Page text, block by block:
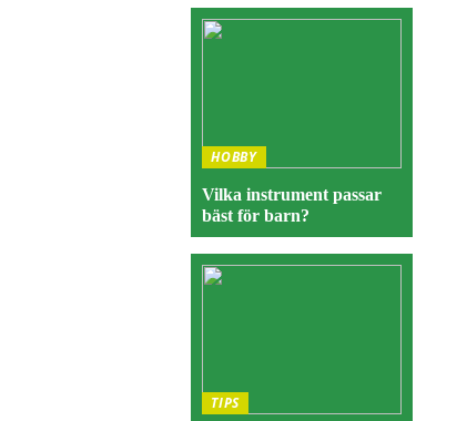
HOBBY
Vilka instrument passar
bäst för barn?
TIPS